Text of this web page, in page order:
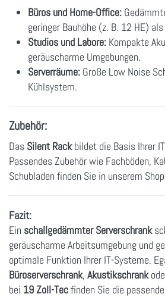
Büros und Home-Office:
geringer Bauhöhe (z. B. 12 HE) als
Studios und Labore: Kompakte
geräuscharme Umgebungen.
Serverräume: Große Low Noise
Kühlsystem.
Zubehör:
Das Silent Rackbildet die Basis Ihrer
Passendes Zubehör wie Fachböden,
Schubladen finden Sie in unserem
Fazit:
Ein schallgedämmter Serverschrank
geräuscharme Arbeitsumgebung und
optimale Funktion Ihrer IT-Systeme.
Büroserverschrank, Akustikschrank
bei 19 Zoll-Tecfinden Sie die